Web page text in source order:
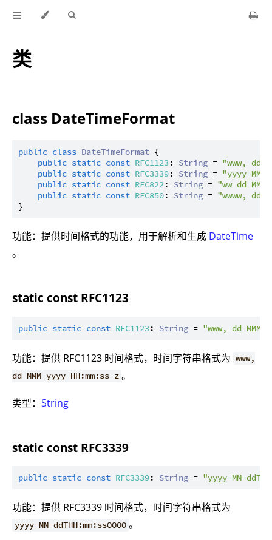
类
class DateTimeFormat
public class DateTimeFormat {
public static const RFC1123: String = "www, dd
public static const RFC3339: String = "yyyy-MM-
public static const RFC822: String = "ww dd
public static const RFC850: String = "wwww, dd-
功能：提供时间格式的功能，用于解析和生成 DateTime
。
static const RFC1123
public static const RFC1123: String = "www, dd MMM
功能：提供 RFC1123 时间格式，时间字符串格式为 www,
dd MMM yyyy HH:mm:ss z 。
类型： String
static const RFC3339
public static const RFC3339: String = "yyyy-MM-
功能：提供 RFC3339 时间格式，时间字符串格式为
yyyy-MM-ddTHH:mm:ssOOOO 。